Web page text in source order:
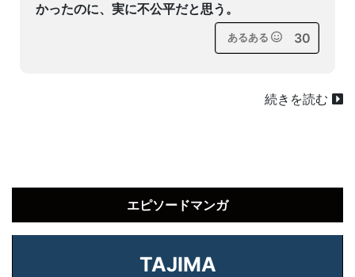
かったのに、実に不公平だと思う。
あるある 30
続きを読む
エピソードマンガ
TAJIMA